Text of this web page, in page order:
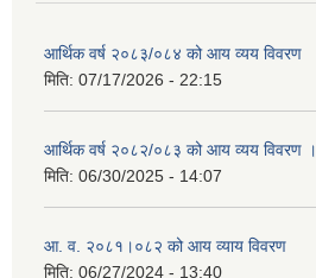
आर्थिक वर्ष २०८३/०८४ को आय व्यय विवरण
मिति: 07/17/2026 - 22:15
आर्थिक वर्ष २०८२/०८३ को आय व्यय विवरण ।
मिति: 06/30/2025 - 14:07
आ. व. २०८१।०८२ को आय व्याय विवरण
मिति: 06/27/2024 - 13:40